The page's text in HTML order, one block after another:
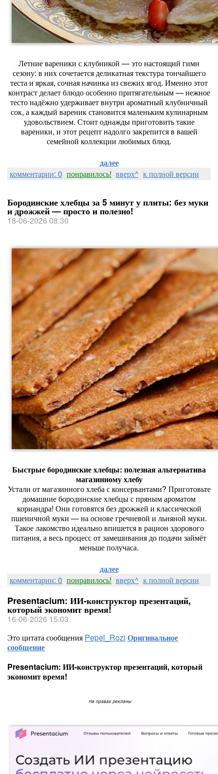
Летниевареники склубникой — этонастоящий гимн
сезону: в нихсочетаетсяделикатнаятекстуратончайшего
тестаи яркая, сочнаяначинкаизсвежихягод. Именноэтот
контрастделаетблюдоособеннопритягательным— нежное
тестонадёжноудерживаетвнутри ароматный клубничный
сок, акаждый вареникстановитсямаленькимкулинарным
удовольствием. Стоитоднаждыприготовитьтакие
вареники, и этотрецептнадолгозакрепитсяв вашей
семейной коллекции любимыхблюд.
далее
комментарии: 0 понравилось! вверх^ к полной версии
Бородинские хлебцы за 5 минут у плиты: без муки
и дрожжей — просто и полезно!
18-06-2026 08:30
Быстрыебородинскиехлебцы: полезнаяальтернатива
магазинномухлебу
Устали отмагазинногохлебасконсервантами? Приготовьте
домашниебородинскиехлебцыспрянымароматом
кориандра! Они готовятсябездрожжей и классической
пшеничной муки — наосновегречневой и льняной муки.
Такоелакомствоидеальновпишетсяв рацион здорового
питания, авесьпроцессотзамешиваниядоподачи займёт
меньшеполучаса.
далее
комментарии: 0 понравилось! вверх^ к полной версии
Presentacium: ИИ‑конструктор презентаций,
который экономит время!
16-06-2026 15:03
Это цитата сообщения Pepel_Rozi Оригинальное
сообщение
Presentacium: ИИ‑конструктор презентаций, который
экономит время!